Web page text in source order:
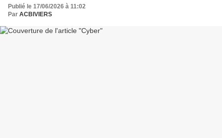
Publié le 17/06/2026 à 11:02
Par ACBIVIERS